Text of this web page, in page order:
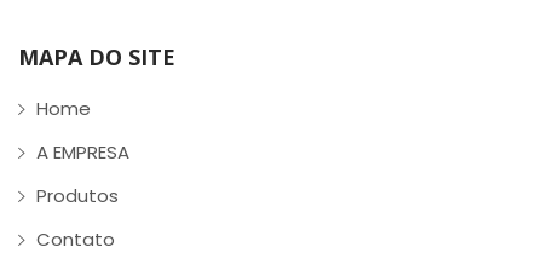
MAPA DO SITE
Home
A EMPRESA
Produtos
Contato